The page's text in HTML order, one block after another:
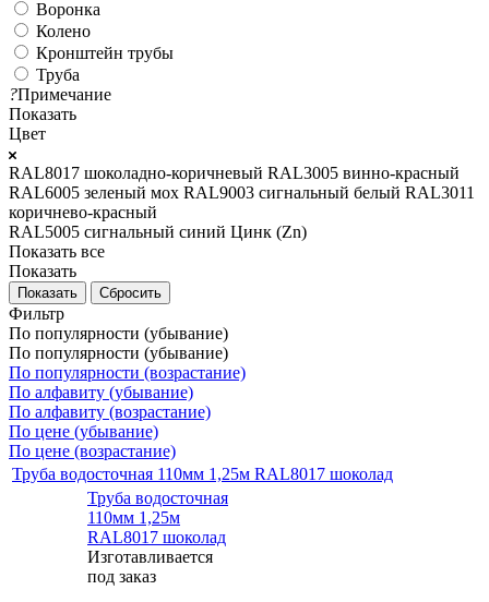
Воронка
Колено
Кронштейн трубы
Труба
?Примечание
Показать
Цвет
RAL8017 шоколадно-коричневый RAL3005 винно-красный
RAL6005 зеленый мох RAL9003 сигнальный белый RAL3011
коричнево-красный
RAL5005 сигнальный синий Цинк (Zn)
Показать все
Показать
Сбросить
Фильтр
По популярности (убывание)
По популярности (убывание)
По популярности (возрастание)
По алфавиту (убывание)
По алфавиту (возрастание)
По цене (убывание)
По цене (возрастание)
Труба водосточная 110мм 1,25м RAL8017 шоколад
Труба водосточная
110мм 1,25м
RAL8017 шоколад
Изготавливается
под заказ